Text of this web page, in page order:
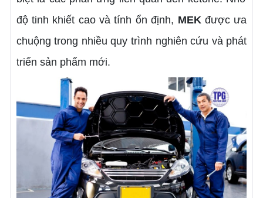
độ tinh khiết cao và tính ổn định, MEK được ưa
chuộng trong nhiều quy trình nghiên cứu và phát
triển sản phẩm mới.